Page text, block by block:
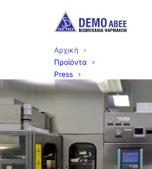
Αρχική
Προϊόντα
Press